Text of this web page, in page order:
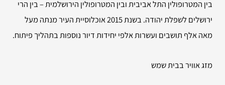
בין המטרופולין התל אביבית ובין המטרופולין הירושלמית – בין הרי
ירושלים לשפלת יהודה. בשנת 2015 אוכלוסיית העיר מנתה מעל
מאה אלף תושבים ועשרות אלפי יחידות דיור נוספות בתהליך פיתוח.
מזג אוויר בבית שמש